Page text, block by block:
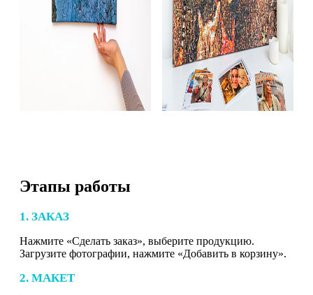
Этапы работы
1. ЗАКАЗ
Нажмите «Сделать заказ», выберите продукцию.
Загрузите фотографии, нажмите «Добавить в корзину».
2. МАКЕТ